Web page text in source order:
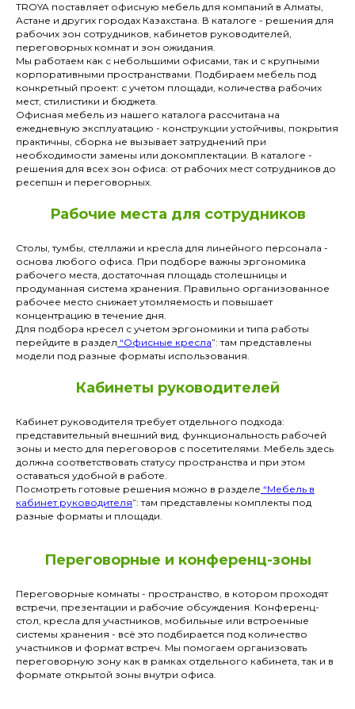
TROYA поставляет офисную мебель для компаний в Алматы,
Астане и других городах Казахстана. В каталоге - решения для
рабочих зон сотрудников, кабинетов руководителей,
переговорных комнат и зон ожидания.
Мы работаем как с небольшими офисами, так и с крупными
корпоративными пространствами. Подбираем мебель под
конкретный проект: с учетом площади, количества рабочих
мест, стилистики и бюджета.
Офисная мебель из нашего каталога рассчитана на
ежедневную эксплуатацию - конструкции устойчивы, покрытия
практичны, сборка не вызывает затруднений при
необходимости замены или докомплектации. В каталоге -
решения для всех зон офиса: от рабочих мест сотрудников до
ресепшн и переговорных.
Рабочие места для сотрудников
Столы, тумбы, стеллажи и кресла для линейного персонала -
основа любого офиса. При подборе важны эргономика
рабочего места, достаточная площадь столешницы и
продуманная система хранения. Правильно организованное
рабочее место снижает утомляемость и повышает
концентрацию в течение дня.
Для подбора кресел с учетом эргономики и типа работы
перейдите в раздел “Офисные кресла”: там представлены
модели под разные форматы использования.
Кабинеты руководителей
Кабинет руководителя требует отдельного подхода:
представительный внешний вид, функциональность рабочей
зоны и место для переговоров с посетителями. Мебель здесь
должна соответствовать статусу пространства и при этом
оставаться удобной в работе.
Посмотреть готовые решения можно в разделе “Мебель в
кабинет руководителя”: там представлены комплекты под
разные форматы и площади.
Переговорные и конференц-зоны
Переговорные комнаты - пространство, в котором проходят
встречи, презентации и рабочие обсуждения. Конференц-
стол, кресла для участников, мобильные или встроенные
системы хранения - всё это подбирается под количество
участников и формат встреч. Мы помогаем организовать
переговорную зону как в рамках отдельного кабинета, так и в
формате открытой зоны внутри офиса.